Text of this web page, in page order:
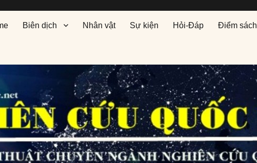
Biên dịch Nhân vật Sự kiện Hỏi-Đáp Điểm sách